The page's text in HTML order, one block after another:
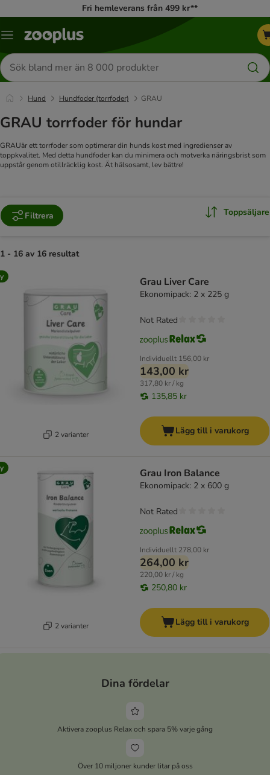
Fri hemleverans från 499 kr**
Katalogmeny
Sök
efter
produkter
Hund Hundfoder (torrfoder) GRAU
GRAU torrfoder för hundar
GRAUär ett torrfoder som optimerar din hunds kost med ingredienser av
toppkvalitet. Med detta hundfoder kan du minimera och motverka näringsbrist som
uppstår genom otillräcklig kost. Ät hälsosamt, lev bättre!
Filtrera Toppsäljare
1 - 16 av 16 resultat
product items have been changed
2 varianter
Grau Liver Care
Ekonomipack: 2 x 225 g
Individuellt 156,00 kr
143,00 kr
317,80 kr / kg
135,85 kr
Not Rated
Lägg till i varukorg
2 varianter
Grau Iron Balance
Ekonomipack: 2 x 600 g
Individuellt 278,00 kr
264,00 kr
220,00 kr / kg
250,80 kr
Not Rated
Lägg till i varukorg
Dina fördelar
Aktivera zooplus Relax och spara 5% varje gång
Över 10 miljoner kunder litar på oss